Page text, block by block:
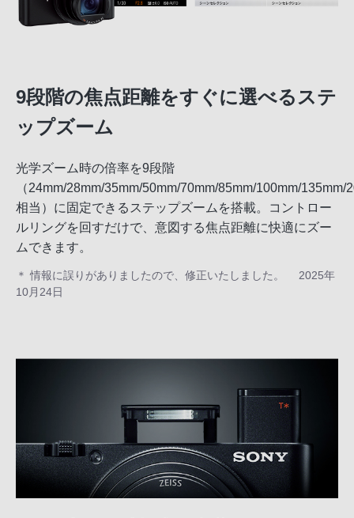
9段階の焦点距離をすぐに選べるステ
ップズーム
光学ズーム時の倍率を9段階
（24mm/28mm/35mm/50mm/70mm/85mm/100mm/135mm/
相当）に固定できるステップズームを搭載。コントロー
ルリングを回すだけで、意図する焦点距離に快適にズー
ムできます。
＊ 情報に誤りがありましたので、修正いたしました。 2025年
10月24日